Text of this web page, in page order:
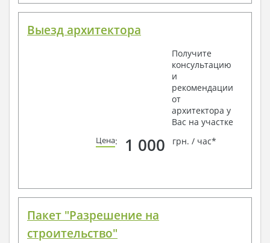
Выезд архитектора
Получите
консультацию
и
рекомендации
от
архитектора у
Вас на участке
Цена: 1 000 грн. / час*
Пакет "Разрешение на
строительство"